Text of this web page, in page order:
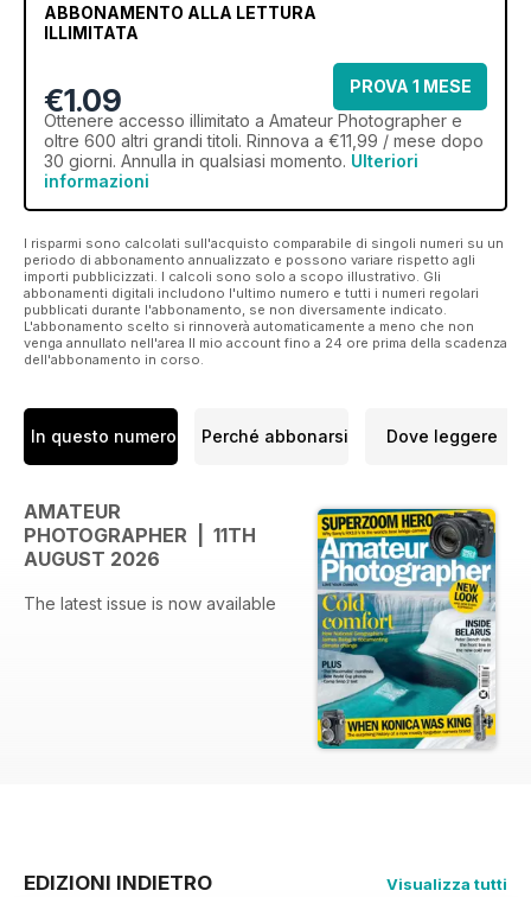
ABBONAMENTO ALLA LETTURA
ILLIMITATA
€1.09
PROVA 1 MESE
Ottenere accesso illimitato a Amateur Photographer e
oltre 600 altri grandi titoli. Rinnova a €11,99 / mese dopo
30 giorni. Annulla in qualsiasi momento. Ulteriori
informazioni
I risparmi sono calcolati sull'acquisto comparabile di singoli numeri su un
periodo di abbonamento annualizzato e possono variare rispetto agli
importi pubblicizzati. I calcoli sono solo a scopo illustrativo. Gli
abbonamenti digitali includono l'ultimo numero e tutti i numeri regolari
pubblicati durante l'abbonamento, se non diversamente indicato.
L'abbonamento scelto si rinnoverà automaticamente a meno che non
venga annullato nell'area Il mio account fino a 24 ore prima della scadenza
dell'abbonamento in corso.
In questo numero Perché abbonarsi Dove leggere
AMATEUR
PHOTOGRAPHER | 11TH
AUGUST 2026
The latest issue is now available
EDIZIONI INDIETRO Visualizza tutti